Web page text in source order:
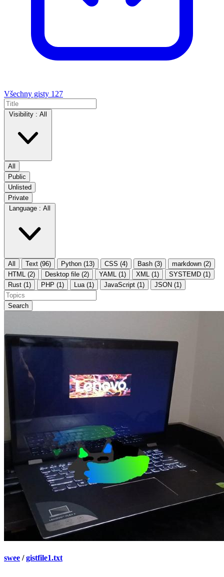
Všechny gisty 127
Visibility : All
All
Public
Unlisted
Private
Language : All
All Text (96) Python (13) CSS (4) Bash (3)
markdown (2)
HTML (2)
Desktop file (2) YAML (1) XML (1)
SYSTEMD (1)
Rust (1)
PHP (1) Lua (1) JavaScript (1) JSON (1)
Search
swee / gistfile1.txt